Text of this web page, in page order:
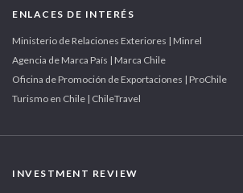
ENLACES DE INTERÉS
Ministerio de Relaciones Exteriores | Minrel
Agencia de Marca País | Marca Chile
Oficina de Promoción de Exportaciones | ProChile
Turismo en Chile | ChileTravel
INVESTMENT REVIEW